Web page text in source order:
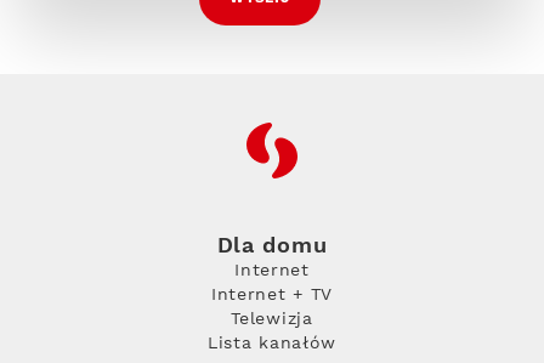
RFC
Dla domu
Internet
Internet + TV
Telewizja
Lista kanałów